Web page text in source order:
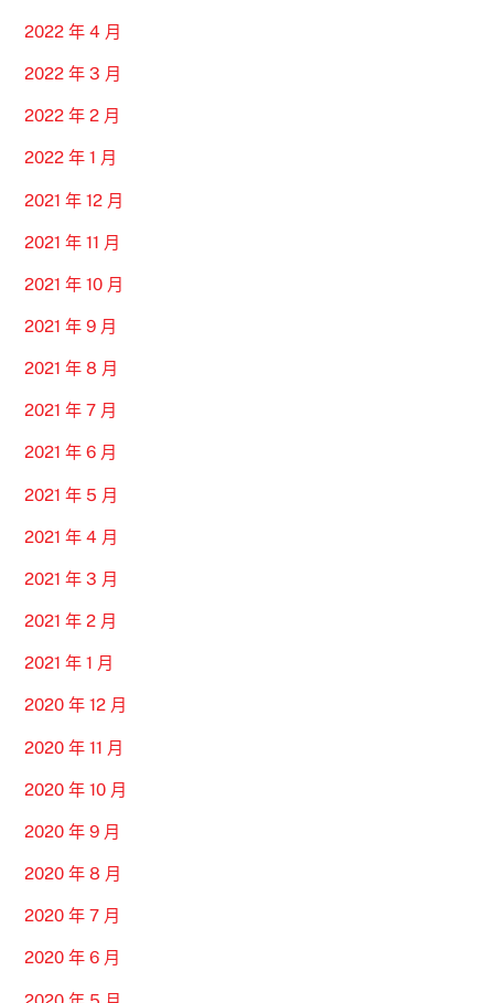
2022 年 4 月
2022 年 3 月
2022 年 2 月
2022 年 1 月
2021 年 12 月
2021 年 11 月
2021 年 10 月
2021 年 9 月
2021 年 8 月
2021 年 7 月
2021 年 6 月
2021 年 5 月
2021 年 4 月
2021 年 3 月
2021 年 2 月
2021 年 1 月
2020 年 12 月
2020 年 11 月
2020 年 10 月
2020 年 9 月
2020 年 8 月
2020 年 7 月
2020 年 6 月